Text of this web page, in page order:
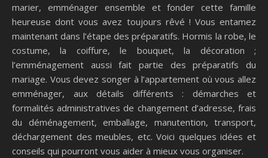
marier, emménager ensemble et fonder cette famille
heureuse dont vous avez toujours rêvé ! Vous entamez
maintenant dans l’étape des préparatifs. Hormis la robe, le
costume, la coiffure, le bouquet, la décoration ;
l’emménagement aussi fait partie des préparatifs du
mariage. Vous devez songer à l’appartement où vous allez
emménager, aux détails différents : démarches et
formalités administratives de changement d’adresse, frais
du déménagement, emballage, manutention, transport,
déchargement des meubles, etc. Voici quelques idées et
conseils qui pourront vous aider à mieux vous organiser.